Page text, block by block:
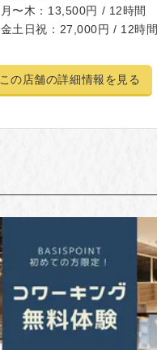
月〜木：13,500円 / 12時間
金土日祝：27,000円 / 12時間
この店舗の詳細情報を見る